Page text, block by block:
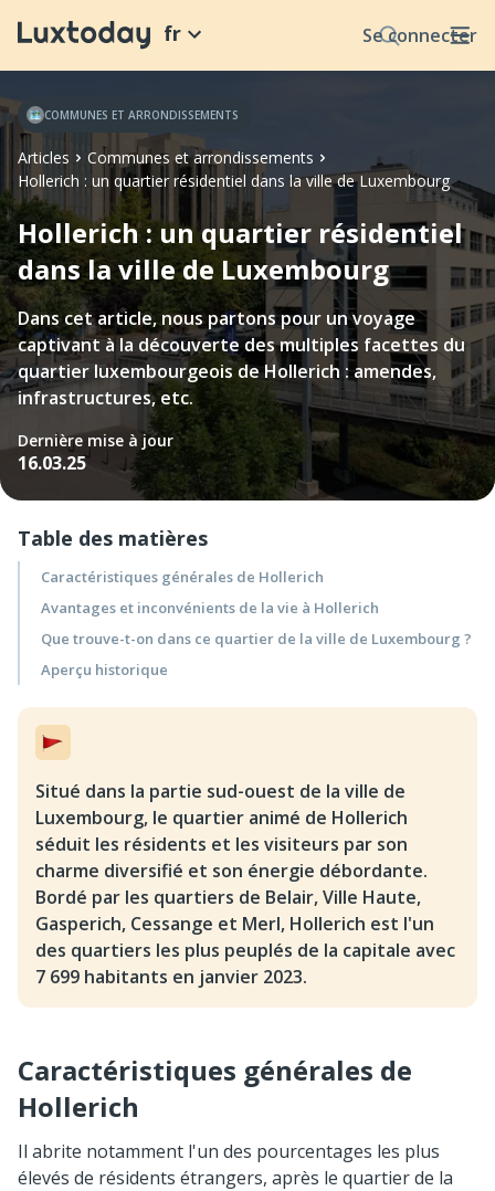
Se connecter
fr
Articles
Communes et arrondissements
Hollerich : un quartier résidentiel dans la ville de Luxembourg
COMMUNES ET ARRONDISSEMENTS
Hollerich : un quartier résidentiel
dans la ville de Luxembourg
Dans cet article, nous partons pour un voyage
captivant à la découverte des multiples facettes du
quartier luxembourgeois de Hollerich : amendes,
infrastructures, etc.
Dernière mise à jour
16.03.25
Table des matières
Caractéristiques générales de Hollerich
Avantages et inconvénients de la vie à Hollerich
Que trouve-t-on dans ce quartier de la ville de Luxembourg ?
Aperçu historique
Situé dans la partie sud-ouest de la ville de
Luxembourg, le quartier animé de Hollerich
séduit les résidents et les visiteurs par son
charme diversifié et son énergie débordante.
Bordé par les quartiers de Belair, Ville Haute,
Gasperich, Cessange et Merl, Hollerich est l'un
des quartiers les plus peuplés de la capitale avec
7 699 habitants en janvier 2023.
Caractéristiques générales de
Hollerich
Il abrite notamment l'un des pourcentages les plus
élevés de résidents étrangers, après le quartier de la